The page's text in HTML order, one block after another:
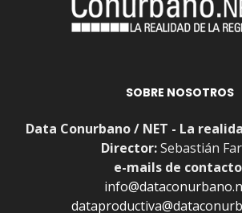
SOBRE NOSOTROS
Data Conurbano / NET - La
Director:Sebastián
e-mails de